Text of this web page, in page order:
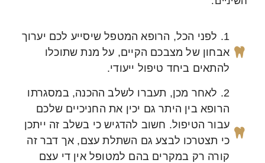
1. לפני הכל, הרופא המטפל שיסייע לכם יערוך
אבחון של מצבכם הקיים, על מנת שתוכלו
להתאים ביחד טיפול ייעודי.
2. לאחר מכן, תעברו לשלב ההכנה, במסגרתו
הרופא בין היתר גם יכין את החניכיים שלכם
עבור הטיפול. חשוב להדגיש כי בשלב זה ייתכן
כי תצטרכו לבצע גם השתלת עצם, אך דבר זה
קורה רק במקרים בהם למטופל אין די עצם